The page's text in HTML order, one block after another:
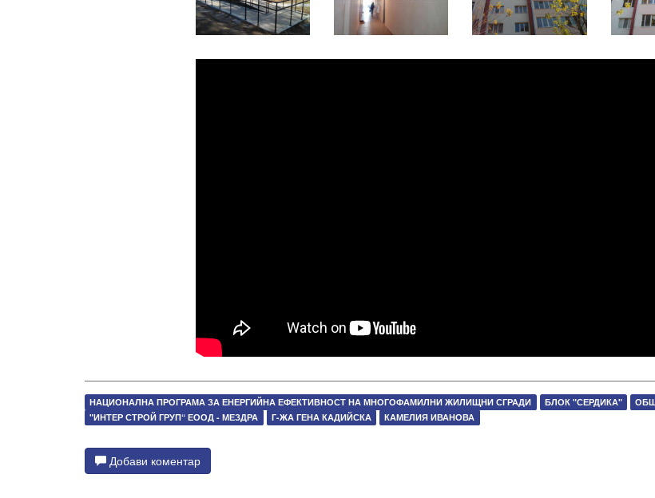
НАЦИОНАЛНА ПРОГРАМА ЗА ЕНЕРГИЙНА ЕФЕКТИВНОСТ НА МНОГОФАМИЛНИ ЖИЛИЩНИ СГРАДИ БЛОК "СЕРДИКА"
"ИНТЕР СТРОЙ ГРУП“ ЕООД - МЕЗДРА
Г-ЖА ГЕНА КАДИЙСКА КАМЕЛИЯ ИВАНОВА
Добави коментар